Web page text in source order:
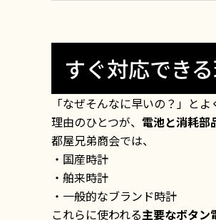
すぐ対応でき
「なぜそんなに早いの？」とよ
理由のひとつが、 電池と消耗部
都屋兄弟商会では、
・国産時計
・舶来時計
・一般的なブランド時計
これらに使われる主要なボタン